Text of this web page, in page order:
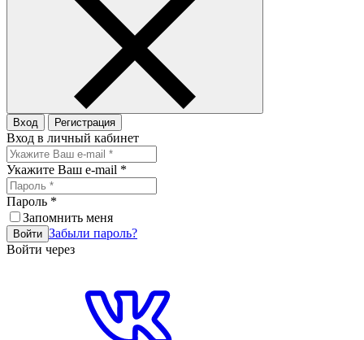
Вход Регистрация
Вход в личный кабинет
Укажите Ваш e-mail *
Пароль *
Запомнить меня
Войти Забыли пароль?
Войти через